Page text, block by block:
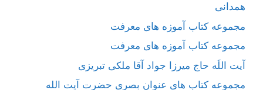
همدانی
مجموعه کتاب آموزه های معرفت
مجموعه کتاب آموزه های معرفت
آیت اللَه حاج میرزا جواد آقا ملکی تبریزی
مجموعه کتاب های عنوان بصری حضرت آیت الله